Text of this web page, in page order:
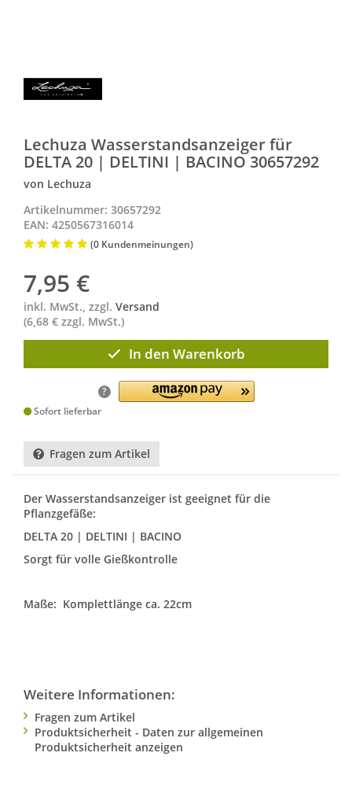
Lechuza Wasserstandsanzeiger für
DELTA 20 | DELTINI | BACINO 30657292
von Lechuza
Artikelnummer: 30657292
EAN: 4250567316014
(0 Kundenmeinungen)
7,95 €
inkl. MwSt., zzgl. Versand
(6,68 € zzgl. MwSt.)
In den Warenkorb
?
Sofort lieferbar
Fragen zum Artikel
Der Wasserstandsanzeiger ist geeignet für die
Pflanzgefäße:
DELTA 20 | DELTINI | BACINO
Sorgt für volle Gießkontrolle
Maße: Komplettlänge ca. 22cm
Weitere Informationen:
Fragen zum Artikel
Produktsicherheit - Daten zur allgemeinen
Produktsicherheit anzeigen